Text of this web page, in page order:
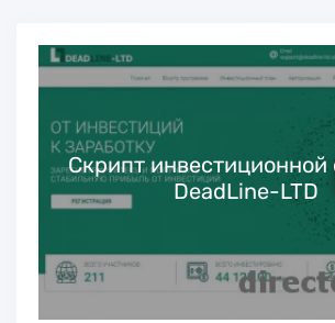
Скрипт инвестиционной
DeadLine-LTD